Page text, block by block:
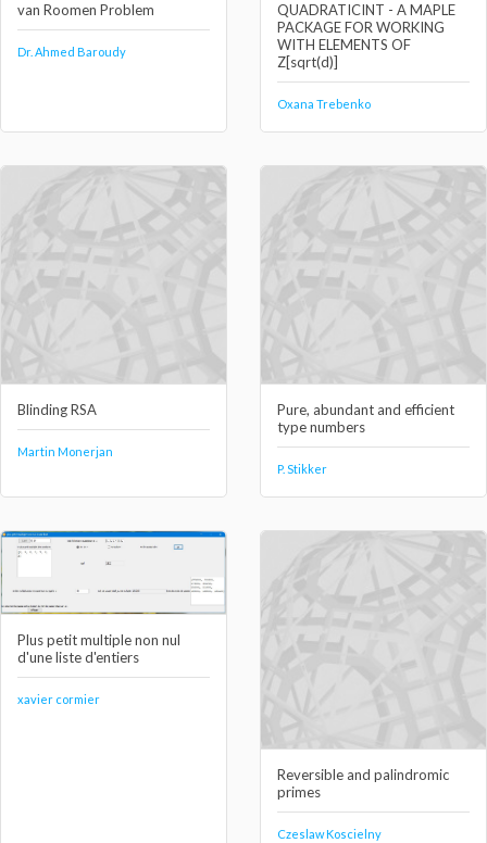
van Roomen Problem
Dr. Ahmed Baroudy
QUADRATICINT - A MAPLE
PACKAGE FOR WORKING
WITH ELEMENTS OF
Z[sqrt(d)]
Oxana Trebenko
Blinding RSA
Martin Monerjan
Pure, abundant and efficient
type numbers
P. Stikker
Plus petit multiple non nul
d'une liste d'entiers
xavier cormier
Reversible and palindromic
primes
Czeslaw Koscielny